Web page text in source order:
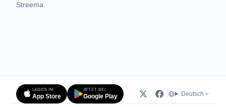
Streema.
LADEN IM
App Store
JETZT BEI
Google Play Deutsch